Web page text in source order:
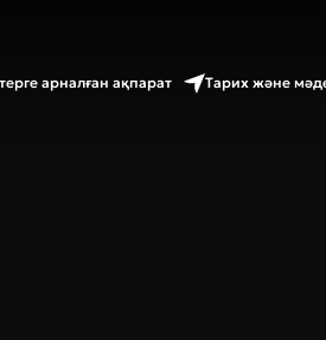
арналған ақпарат Тарих және